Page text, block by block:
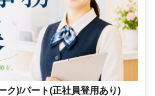
ク)/パート(正社員登用あり)